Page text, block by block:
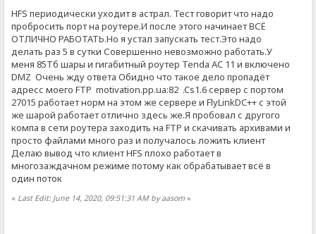
HFS периодически уходит в астрал. Тест говорит что надо
пробросить порт на роутере.И после этого начинает ВСЁ
ОТЛИЧНО РАБОТАТЬ.Но я устал запускать тест.Это надо
делать раз 5 в сутки Совершенно невозможно работать.У
меня 85Тб шары и гигабитный роутер Tenda AC 11 и включено
DMZ Очень жду ответа Обидно что такое дело пропадёт
адресс моего FTP motivation.pp.ua:82 .Cs1.6 сервер с портом
27015 работает норм на этом же сервере и FlyLinkDC++ с этой
же шарой работает отлично здесь же.Я пробовал с другого
компа в сети роутера заходить на FTP и скачивать архивами и
просто файлами много раз и получалось ложить клиент
Делаю вывод что клиент HFS плохо работает в
многозаждачном режиме потому как обрабатывает всё в
один поток
« Last Edit: June 14, 2020, 09:51:31 AM by aasom »